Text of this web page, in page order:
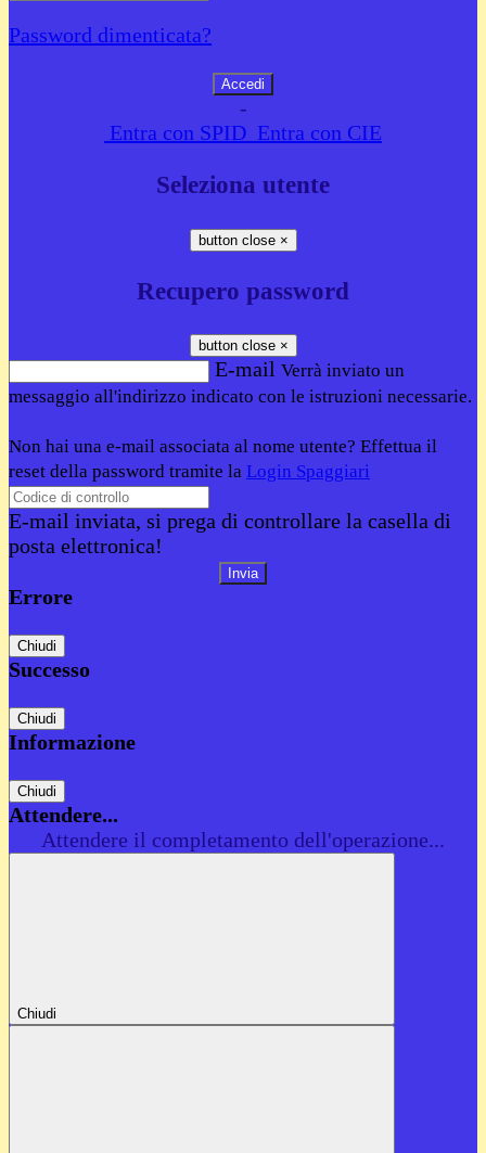
Password dimenticata?
-
Entra con SPID Entra con CIE
Seleziona utente
button close ×
Recupero password
button close ×
E-mail Verrà inviato un
messaggio all'indirizzo indicato con le istruzioni necessarie.
Non hai una e-mail associata al nome utente? Effettua il
reset della password tramite la Login Spaggiari
E-mail inviata, si prega di controllare la casella di
posta elettronica!
Errore
Chiudi
Successo
Chiudi
Informazione
Chiudi
Attendere...
Attendere il completamento dell'operazione...
Chiudi